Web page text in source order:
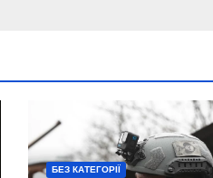
БЕЗ КАТЕГОРІЇ